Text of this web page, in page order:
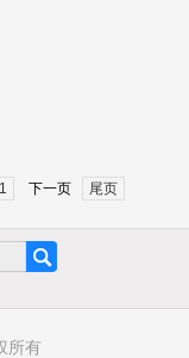
1 下一页 尾页
所有